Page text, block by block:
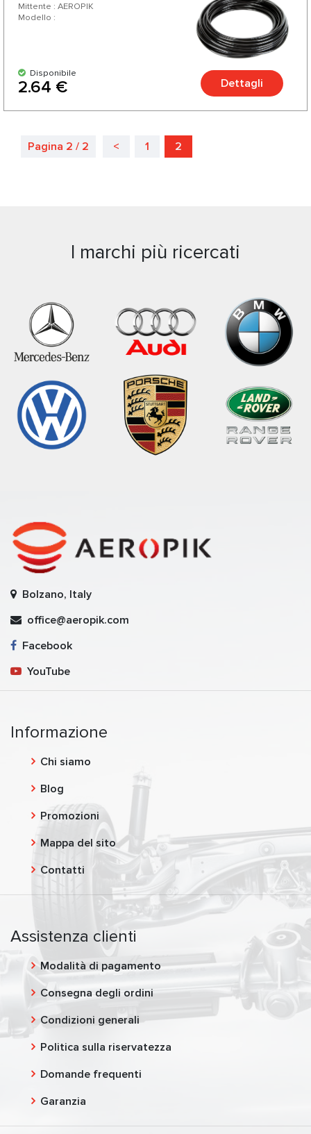
Mittente : AEROPIK
Modello :
Disponibile
2.64 € Dettagli
Pagina 2 / 2 < 1 2
I marchi più ricercati
Bolzano, Italy
office@aeropik.com
Facebook
YouTube
Informazione
Chi siamo
Blog
Promozioni
Mappa del sito
Contatti
Assistenza clienti
Modalità di pagamento
Consegna degli ordini
Condizioni generali
Politica sulla riservatezza
Domande frequenti
Garanzia